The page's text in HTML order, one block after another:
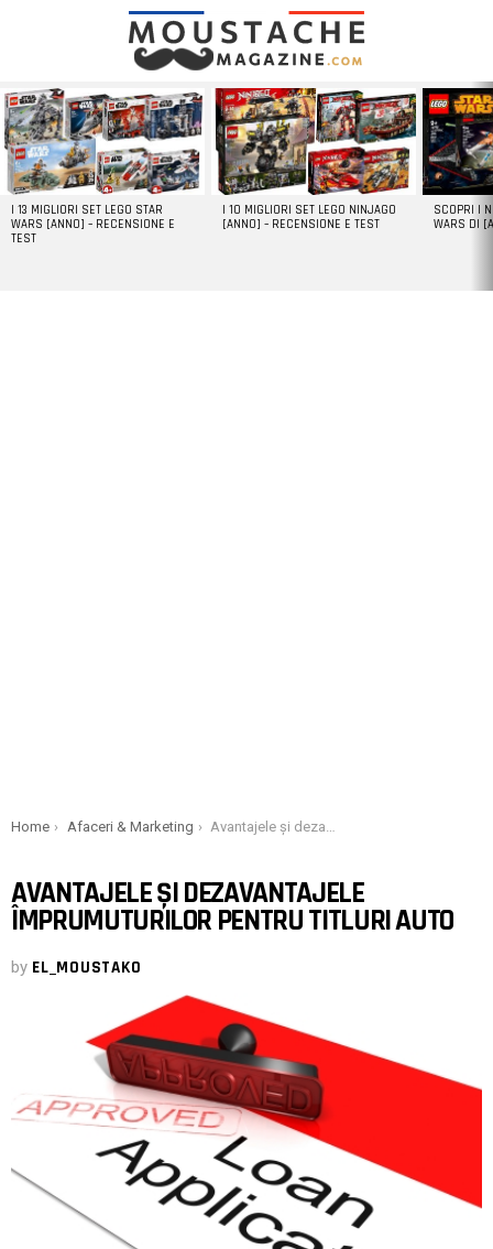
LATEST
STORIES
I 13 MIGLIORI SET LEGO STAR
WARS [ANNO] – RECENSIONE E
TEST
I 10 MIGLIORI SET LEGO NINJAGO
[ANNO] – RECENSIONE E TEST
SCOPRI I
WARS DI
You are here:
Home Afaceri & Marketing Avantajele și dezavantajele împrumuturilor pentru titluri auto
AVANTAJELE ȘI DEZAVANTAJELE
ÎMPRUMUTURILOR PENTRU TITLURI AUTO
by EL_MOUSTAKO